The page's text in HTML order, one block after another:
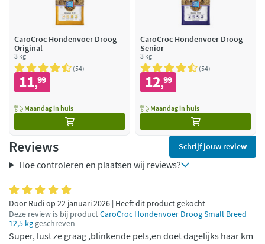
CaroCroc Hondenvoer Droog
Original
3 kg
54
11,99
Maandag in huis
CaroCroc Hondenvoer Droog
Senior
3 kg
54
12,99
Maandag in huis
Reviews Schrijf jouw review
Hoe controleren en plaatsen wij reviews?
Door Rudi op 22 januari 2026 | Heeft dit product gekocht
Deze review is bij productCaroCroc Hondenvoer Droog Small Breed
12,5 kg geschreven
Super, lust ze graag ,blinkende pels,en doet dagelijks haar km